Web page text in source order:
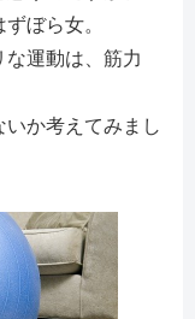
ぼら女。
運動は、筋力
か考えてみまし